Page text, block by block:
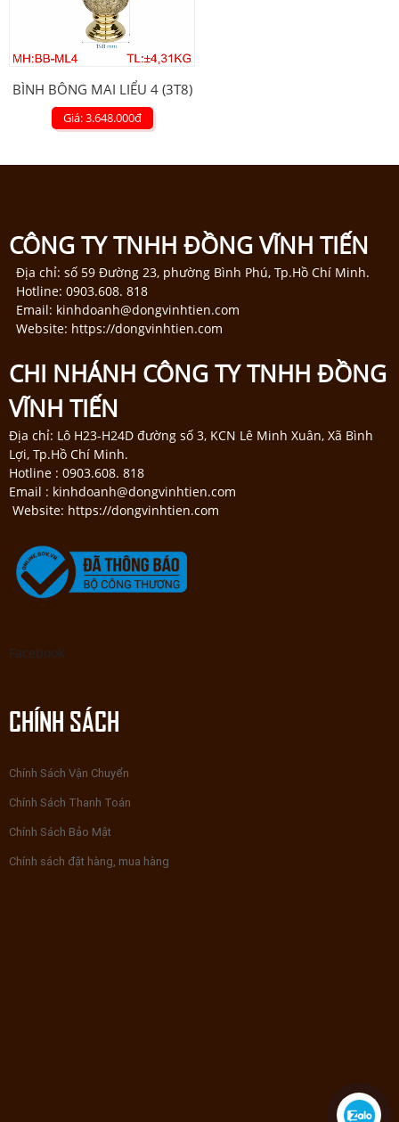
BÌNH BÔNG MAI LIỂU 4 (3T8)
Giá: 3.648.000đ
CÔNG TY TNHH ĐỒNG VĨNH TIẾN
Địa chỉ: số 59 Đường 23, phường Bình Phú, Tp.Hồ Chí Minh.
Hotline: 0903.608. 818
Email: kinhdoanh@dongvinhtien.com
Website: https://dongvinhtien.com
CHI NHÁNH CÔNG TY TNHH ĐỒNG
VĨNH TIẾN
Địa chỉ: Lô H23-H24D đường số 3, KCN Lê Minh Xuân, Xã Bình
Lợi, Tp.Hồ Chí Minh.
Hotline : 0903.608. 818
Email : kinhdoanh@dongvinhtien.com
Website: https://dongvinhtien.com
Facebook
CHÍNH SÁCH
Chính Sách Vận Chuyển
Chính Sách Thanh Toán
Chính Sách Bảo Mật
Chính sách đặt hàng, mua hàng